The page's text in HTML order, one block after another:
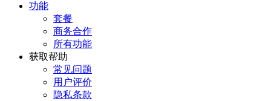
功能
套餐
商务合作
所有功能
获取帮助
常见问题
用户评价
隐私条款